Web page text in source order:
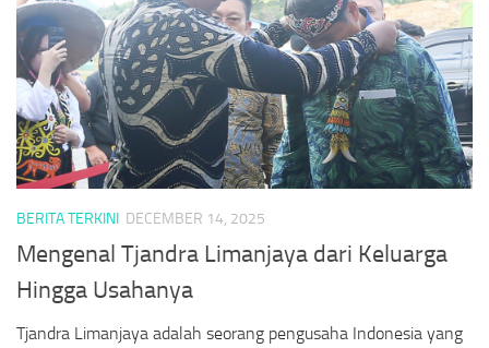
BERITA TERKINI DECEMBER 14, 2025
Mengenal Tjandra Limanjaya dari Keluarga
Hingga Usahanya
Tjandra Limanjaya adalah seorang pengusaha Indonesia yang